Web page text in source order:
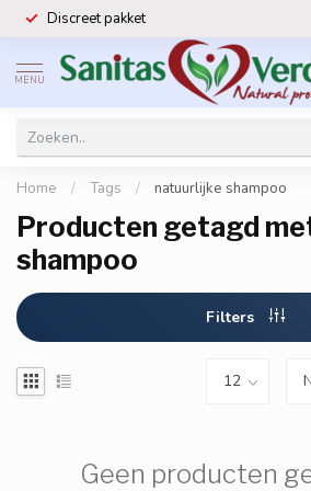
Discreet pakket
MENU
Home / Tags / natuurlijke shampoo
Producten getagd
shampoo
Filters
Geen producten